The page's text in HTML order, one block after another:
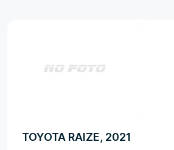
TOYOTA RAIZE, 2021